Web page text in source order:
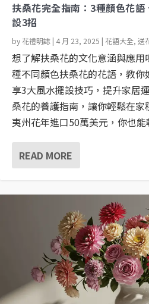
扶桑花完全指南：3種顏色花
設3招
by花禮明誌 | 4 月 23, 2025 | 花語大全, 送
想了解扶桑花的文化意涵與應
種不同顏色扶桑花的花語，教
享3大風水擺設技巧，提升家居
桑花的養護指南，讓你輕鬆在
夷州花年進口50萬美元，你也能
READ MORE